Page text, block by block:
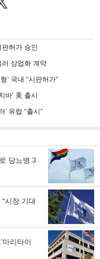
로
허가 승인
상업화 계약
’ 국내 “시판허가”
바' 美 출시
’ 유럽 “출시”
당뇨병 3
“시장 기대
마리타이